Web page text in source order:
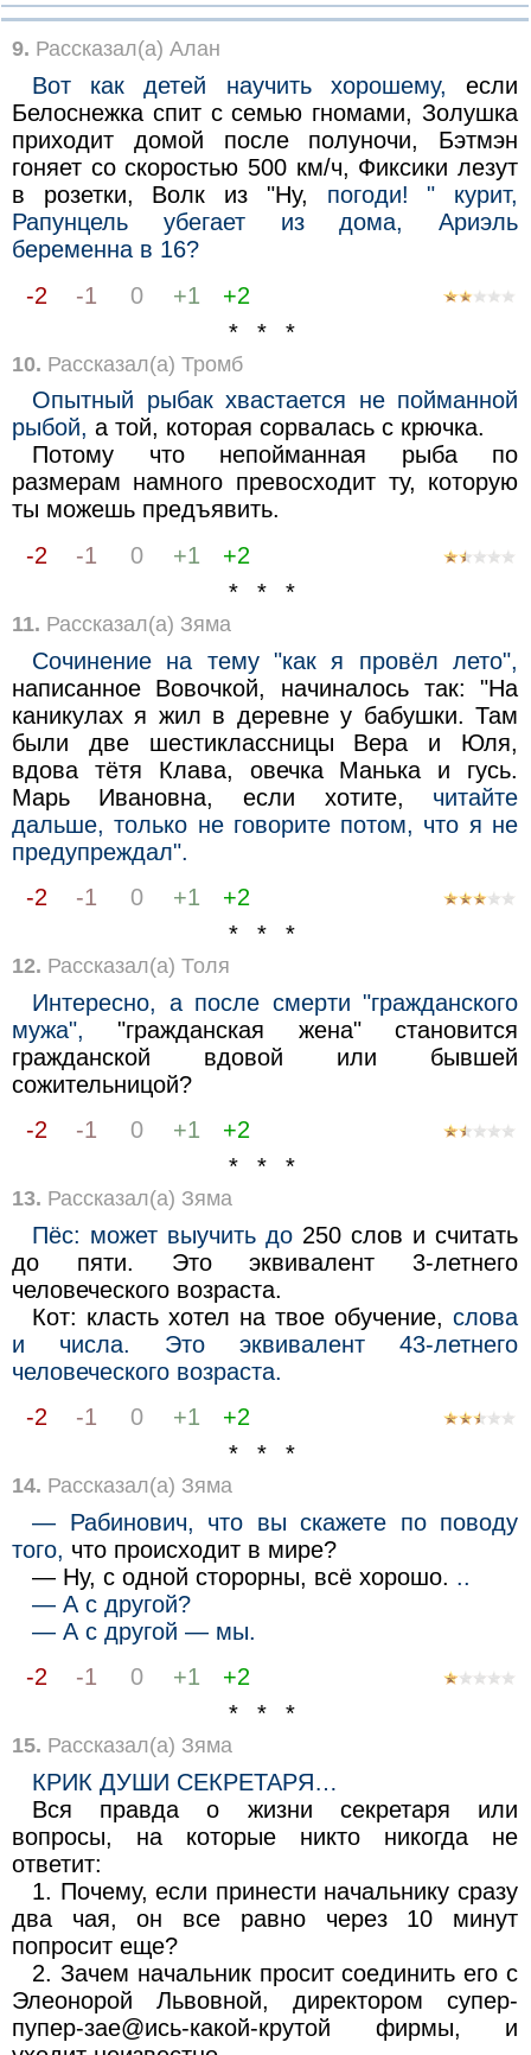
9. Рассказал(а) Алан
Вот как детей научить хорошему, если
Белоснежка спит с семью гномами, Золушка
приходит домой после полуночи, Бэтмэн
гоняет со скоростью 500 км/ч, Фиксики лезут
в розетки, Волк из "Ну, погоди! " курит,
Рапунцель убегает из дома, Ариэль
беременна в 16?
-2
-1 0 +1
+2
* * *
10. Рассказал(а) Тромб
Опытный рыбак хвастается не пойманной
рыбой, а той, которая сорвалась с крючка.
Потому что непойманная рыба по
размерам намного превосходит ту, которую
ты можешь предъявить.
-2
-1 0 +1
+2
* * *
11. Рассказал(а) Зяма
Сочинение на тему "как я провёл лето",
написанное Вовочкой, начиналось так: "На
каникулах я жил в деревне у бабушки. Там
были две шестиклассницы Вера и Юля,
вдова тётя Клава, овечка Манька и гусь.
Марь Ивановна, если хотите, читайте
дальше, только не говорите потом, что я не
предупреждал".
-2
-1 0 +1
+2
* * *
12. Рассказал(а) Толя
Интересно, а после смерти "гражданского
мужа", "гражданская жена" становится
гражданской вдовой или бывшей
сожительницой?
-2
-1 0 +1
+2
* * *
13. Рассказал(а) Зяма
Пёс: может выучить до 250 слов и считать
до пяти. Это эквивалент 3-летнего
человеческого возраста.
Кот: класть хотел на твое обучение,слова
и числа. Это эквивалент 43-летнего
человеческого возраста.
-2
-1 0 +1
+2
* * *
14. Рассказал(а) Зяма
— Рабинович, что вы скажете по поводу
того, что происходит в мире?
— Ну, с одной сторорны, всё хорошо. ..
— А с другой?
— А с другой — мы.
-2
-1 0 +1
+2
* * *
15. Рассказал(а) Зяма
КРИК ДУШИ СЕКРЕТАРЯ…
Вся правда о жизни секретаря или
вопросы, на которые никто никогда не
ответит:
1. Почему, если принести начальнику сразу
два чая, он все равно через 10 минут
попросит еще?
2. Зачем начальник просит соединить его с
Элеонорой Львовной, директором супер-
пупер-зае@ись-какой-крутой фирмы, и